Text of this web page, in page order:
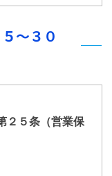
～３０
２５条（営業保